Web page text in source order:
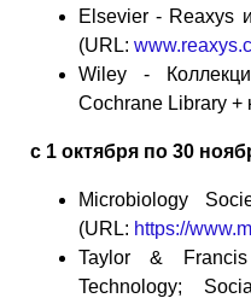
Elsevier - Reaxys
(URL:
Wiley -
Cochrane Library +
с 1 октября по 30
Microbiology
(URL: https://
Taylor &
Technology;